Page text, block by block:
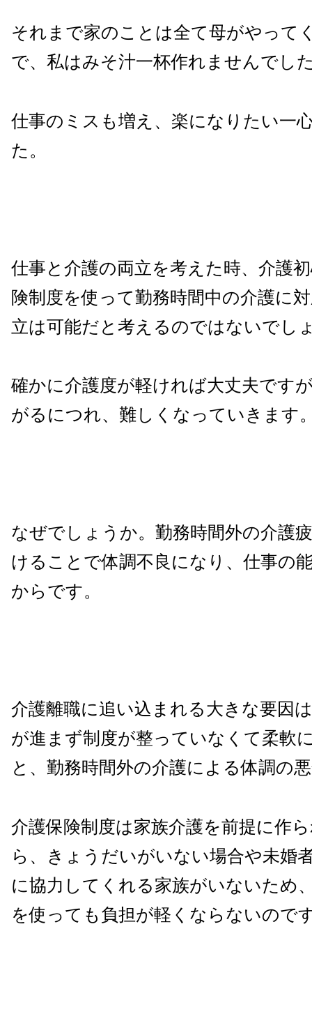
それまで家のことは全て母がやって
で、私はみそ汁一杯作れませんでし
仕事のミスも増え、楽になりたい一
た。
仕事と介護の両立を考えた時、介護
険制度を使って勤務時間中の介護に
立は可能だと考えるのではないでし
確かに介護度が軽ければ大丈夫です
がるにつれ、難しくなっていきます
なぜでしょうか。勤務時間外の介護
けることで体調不良になり、仕事の
からです。
介護離職に追い込まれる大きな要因
が進まず制度が整っていなくて柔軟
と、勤務時間外の介護による体調の
介護保険制度は家族介護を前提に作
ら、きょうだいがいない場合や未婚
に協力してくれる家族がいないため
を使っても負担が軽くならないので